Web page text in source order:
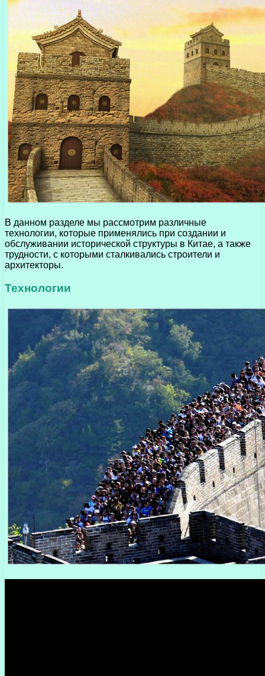
В данном разделе мы рассмотрим различные
технологии, которые применялись при создании и
обслуживании исторической структуры в Китае, а также
трудности, с которыми сталкивались строители и
архитекторы.
Технологии